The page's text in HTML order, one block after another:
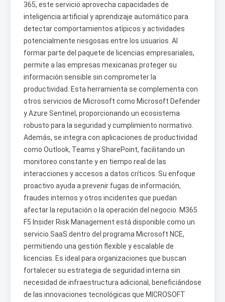
365, este servicio aprovecha capacidades de
inteligencia artificial y aprendizaje automático para
detectar comportamientos atípicos y actividades
potencialmente riesgosas entre los usuarios. Al
formar parte del paquete de licencias empresariales,
permite a las empresas mexicanas proteger su
información sensible sin comprometer la
productividad. Esta herramienta se complementa con
otros servicios de Microsoft como Microsoft Defender
y Azure Sentinel, proporcionando un ecosistema
robusto para la seguridad y cumplimiento normativo.
Además, se integra con aplicaciones de productividad
como Outlook, Teams y SharePoint, facilitando un
monitoreo constante y en tiempo real de las
interacciones y accesos a datos críticos. Su enfoque
proactivo ayuda a prevenir fugas de información,
fraudes internos y otros incidentes que puedan
afectar la reputación o la operación del negocio. M365
F5 Insider Risk Management está disponible como un
servicio SaaS dentro del programa Microsoft NCE,
permitiendo una gestión flexible y escalable de
licencias. Es ideal para organizaciones que buscan
fortalecer su estrategia de seguridad interna sin
necesidad de infraestructura adicional, beneficiándose
de las innovaciones tecnológicas que MICROSOFT